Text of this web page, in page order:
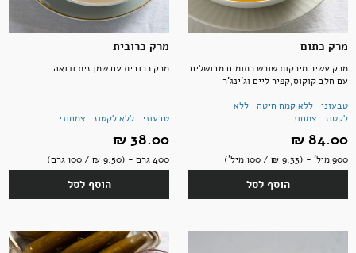
מרק כתום
מרק עשיר מירקות שורש כתומים מבושלים
עם חלב קוקוס,קפיר ליים וג'ינג'ר
טבעוני
ללא קמח חיטה
ללא
לקטוז
צמחוני
84.00 ‏₪
900 מיל' - (9.33 ‏₪ / 100 מיל')
הוסף לסל
מרק כרובית
מרק כרובית עם שמן זית ודואה
טבעוני ללא לקטוז צמחוני
38.00 ‏₪
400 גרם - (9.50 ‏₪ / 100 גרם)
הוסף לסל